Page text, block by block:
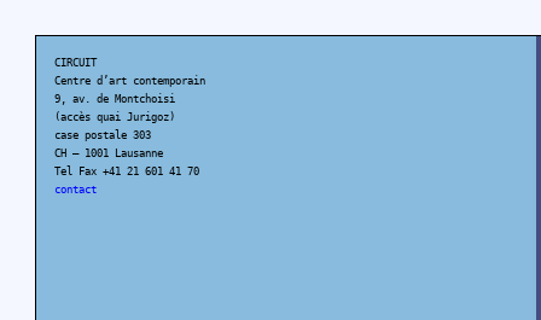
CIRCUIT
Centre d’art contemporain
9, av. de Montchoisi
(accès quai Jurigoz)
case postale 303
CH – 1001 Lausanne
Tel Fax +41 21 601 41 70
contact